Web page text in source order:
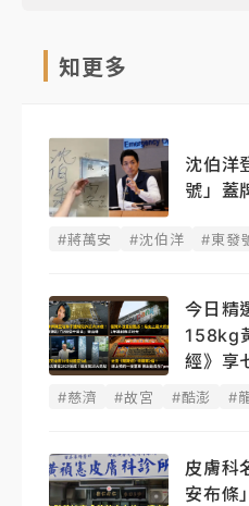
知更多
沈伯洋
號」蓋
#蔣萬安 #沈伯洋 #東發
今日精
158kg
經》享
了
#慈濟 #故宮 #酷澎 #
皮膚科
安布條